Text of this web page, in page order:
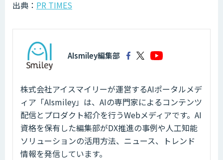
出典： PR TIMES
AIsmiley編集部
株式会社アイスマイリーが運営するAIポータルメデ
ィア「AIsmiley」は、AIの専門家によるコンテンツ
配信とプロダクト紹介を行うWebメディアです。AI
資格を保有した編集部がDX推進の事例や人工知能
ソリューションの活用方法、ニュース、トレンド
情報を発信しています。